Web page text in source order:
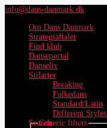
info@dans-danmark.dk
Om Dans Danmark
Strategiaftaler
Find klub
Danseportal
Danseliv
Stilarter
Breaking
Folkedans
Standard/Latin
Different Styles
Search
Generic filters